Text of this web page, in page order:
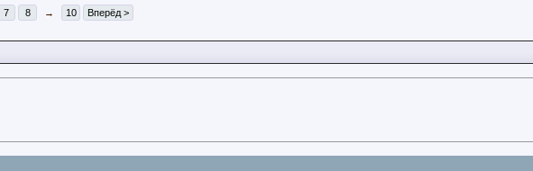
7 8 → 10 Вперёд >